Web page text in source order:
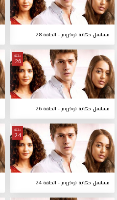
مسلسل حكاية بودروم - الحلقة 28
حلقة
26
مسلسل حكاية بودروم - الحلقة 26
حلقة
24
مسلسل حكاية بودروم - الحلقة 24